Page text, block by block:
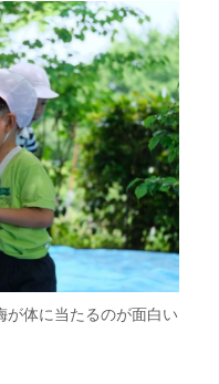
が体に当たるのが面白い